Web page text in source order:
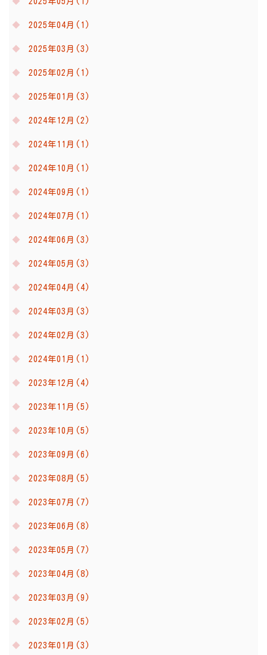
2025年04月(1)
2025年03月(3)
2025年02月(1)
2025年01月(3)
2024年12月(2)
2024年11月(1)
2024年10月(1)
2024年09月(1)
2024年07月(1)
2024年06月(3)
2024年05月(3)
2024年04月(4)
2024年03月(3)
2024年02月(3)
2024年01月(1)
2023年12月(4)
2023年11月(5)
2023年10月(5)
2023年09月(6)
2023年08月(5)
2023年07月(7)
2023年06月(8)
2023年05月(7)
2023年04月(8)
2023年03月(9)
2023年02月(5)
2023年01月(3)